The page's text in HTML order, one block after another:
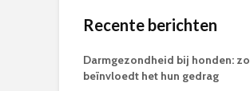
Recente berichten
Darmgezondheid bij honden: zo
beïnvloedt het hun gedrag